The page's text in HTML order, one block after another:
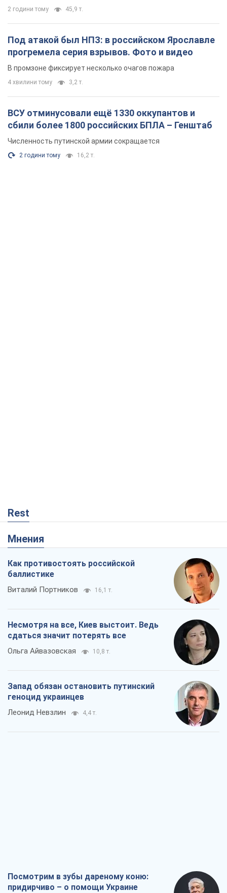
2 години тому 45,9 т.
Под атакой был НПЗ: в российском Ярославле
прогремела серия взрывов. Фото и видео
В промзоне фиксирует несколько очагов пожара
4 хвилини тому 3,2 т.
ВСУ отминусовали ещё 1330 оккупантов и
сбили более 1800 российских БПЛА – Генштаб
Численность путинской армии сокращается
2 години тому 16,2 т.
Rest
Мнения
Как противостоять российской
баллистике
Виталий Портников 16,1 т.
Несмотря на все, Киев выстоит. Ведь
сдаться значит потерять все
Ольга Айвазовская 10,8 т.
Запад обязан остановить путинский
геноцид украинцев
Леонид Невзлин 4,4 т.
Посмотрим в зубы дареному коню:
придирчиво – о помощи Украине